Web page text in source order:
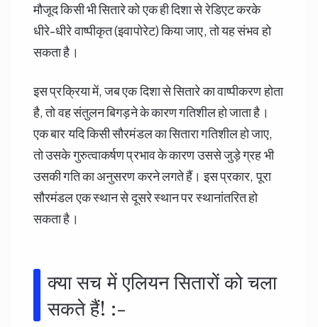
मौजूद किसी भी सितारे को एक ही दिशा से रेडिएट करके
धीरे-धीरे वाष्पीकृत (इवापोरेट) किया जाए, तो यह संभव हो
सकता है।
इस प्रक्रिया में, जब एक दिशा से सितारे का वाष्पीकरण होता
है, तो वह संतुलन बिगड़ने के कारण गतिशील हो जाता है।
एक बार यदि किसी सौरमंडल का सितारा गतिशील हो जाए,
तो उसके गुरुत्वाकर्षण प्रभाव के कारण उससे जुड़े ग्रह भी
उसकी गति का अनुसरण करने लगते हैं। इस प्रकार, पूरा
सौरमंडल एक स्थान से दूसरे स्थान पर स्थानांतरित हो
सकता है।
क्या सच में एलियन सितारों को चला
सकते हैं! :-